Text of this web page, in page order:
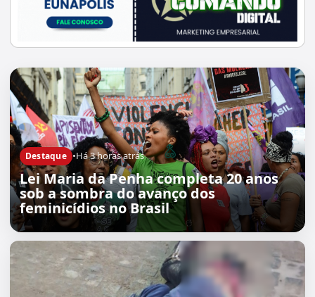
Destaque •Há 3 horas atrás
Lei Maria da Penha completa 20 anos
sob a sombra do avanço dos
feminicídios no Brasil